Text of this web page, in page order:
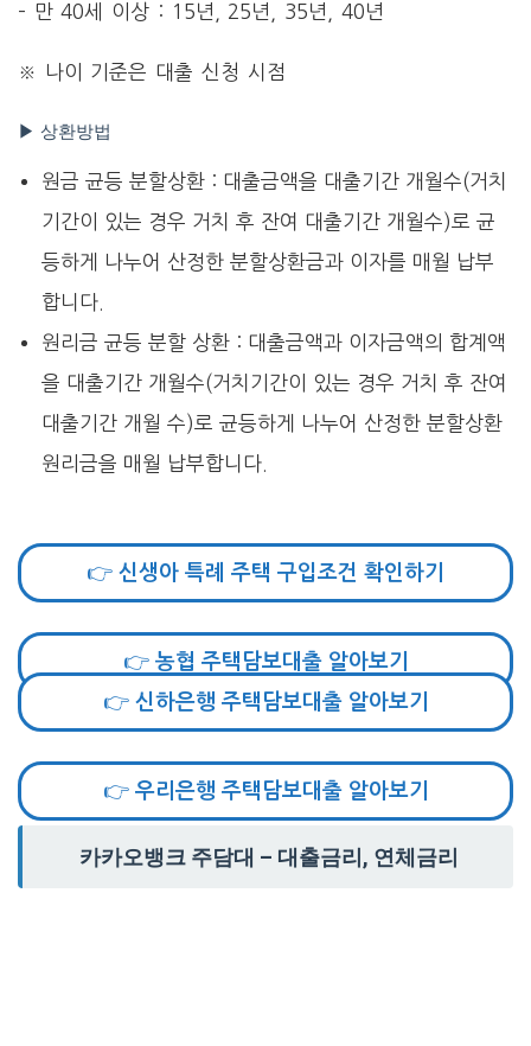
– 만 40세 이상 : 15년, 25년, 35년, 40년
※ 나이 기준은 대출 신청 시점
▶ 상환방법
원금 균등 분할상환 : 대출금액을 대출기간 개월수(거치
기간이 있는 경우 거치 후 잔여 대출기간 개월수)로 균
등하게 나누어 산정한 분할상환금과 이자를 매월 납부
합니다.
원리금 균등 분할 상환 : 대출금액과 이자금액의 합계액
을 대출기간 개월수(거치기간이 있는 경우 거치 후 잔여
대출기간 개월 수)로 균등하게 나누어 산정한 분할상환
원리금을 매월 납부합니다.
👉 신생아 특례 주택 구입조건 확인하기
👉 농협 주택담보대출 알아보기
👉 신하은행 주택담보대출 알아보기
👉 우리은행 주택담보대출 알아보기
카카오뱅크 주담대 – 대출금리, 연체금리